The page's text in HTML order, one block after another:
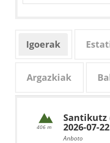
Igoerak
Argazkiak
406 m
Santikutz
2026-07-22
Anboto